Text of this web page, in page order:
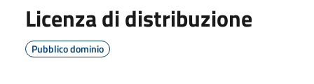
Licenza di distribuzione
Pubblico dominio